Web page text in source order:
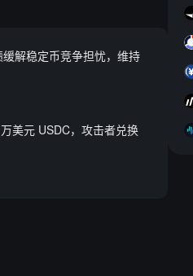
解稳定币竞争担忧，维持
美元 USDC，攻击者兑换